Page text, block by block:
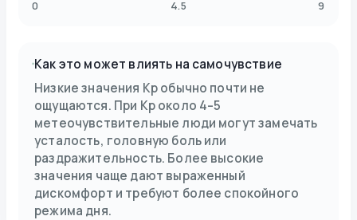
0 4.5 9
Как это может влиять на самочувствие
Низкие значения Kp обычно почти не
ощущаются. При Kp около 4–5
метеочувствительные люди могут замечать
усталость, головную боль или
раздражительность. Более высокие
значения чаще дают выраженный
дискомфорт и требуют более спокойного
режима дня.